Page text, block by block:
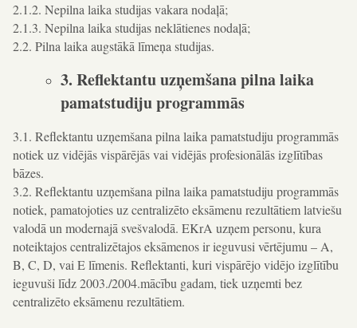
2.1.2. Nepilna laika studijas vakara nodaļā;
2.1.3. Nepilna laika studijas neklātienes nodaļā;
2.2. Pilna laika augstākā līmeņa studijas.
3. Reflektantu uzņemšana pilna laika
pamatstudiju programmās
3.1. Reflektantu uzņemšana pilna laika pamatstudiju programmās
notiek uz vidējās vispārējās vai vidējās profesionālās izglītības
bāzes.
3.2. Reflektantu uzņemšana pilna laika pamatstudiju programmās
notiek, pamatojoties uz centralizēto eksāmenu rezultātiem latviešu
valodā un modernajā svešvalodā. EKrA uzņem personu, kura
noteiktajos centralizētajos eksāmenos ir ieguvusi vērtējumu – A,
B, C, D, vai E līmenis. Reflektanti, kuri vispārējo vidējo izglītību
ieguvuši līdz 2003./2004.mācību gadam, tiek uzņemti bez
centralizēto eksāmenu rezultātiem.